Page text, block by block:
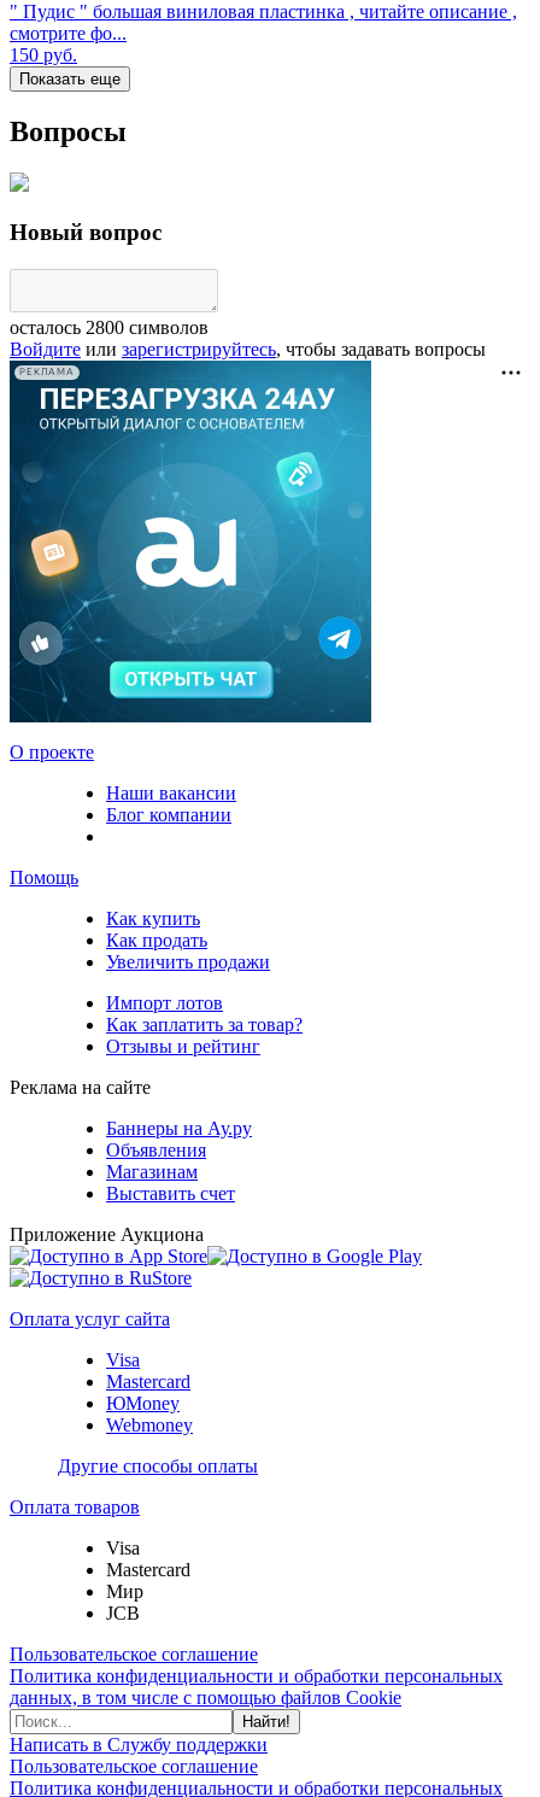
" Пудис " большая виниловая пластинка , читайте описание ,
смотрите фо...
150 руб.
Показать еще
Вопросы
Новый вопрос
осталось 2800 символов
Войдите или зарегистрируйтесь, чтобы задавать вопросы
РЕКЛАМА
О проекте
Наши вакансии
Блог компании
Помощь
Как купить
Как продать
Увеличить продажи
Импорт лотов
Как заплатить за товар?
Отзывы и рейтинг
Реклама на сайте
Баннеры на Ау.ру
Объявления
Магазинам
Выставить счет
Приложение Аукциона
Оплата услуг сайта
Visa
Mastercard
ЮMoney
Webmoney
Другие способы оплаты
Оплата товаров
Visa
Mastercard
Мир
JCB
Пользовательское соглашение
Политика конфиденциальности и обработки персональных
данных, в том числе с помощью файлов Cookie
Найти!
Написать в Службу поддержки
Пользовательское соглашение
Политика конфиденциальности и обработки персональных